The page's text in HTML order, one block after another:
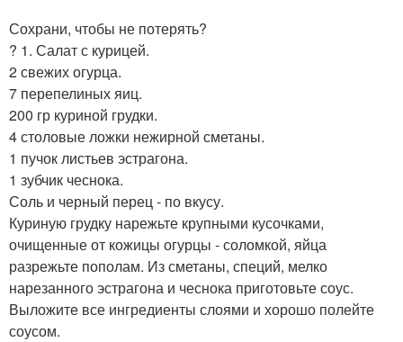
Сохрани, чтобы не потерять?
? 1. Салат с курицей.
2 свежих огурца.
7 перепелиных яиц.
200 гр куриной грудки.
4 столовые ложки нежирной сметаны.
1 пучок листьев эстрагона.
1 зубчик чеснока.
Соль и черный перец - по вкусу.
Куриную грудку нарежьте крупными кусочками,
очищенные от кожицы огурцы - соломкой, яйца
разрежьте пополам. Из сметаны, специй, мелко
нарезанного эстрагона и чеснока приготовьте соус.
Выложите все ингредиенты слоями и хорошо полейте
соусом.